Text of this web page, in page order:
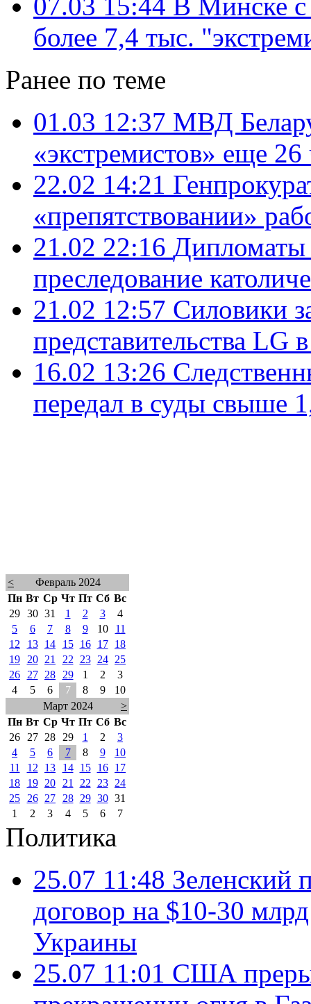
более 7,4 тыс.
Ранее по теме
01.03 12:37 МВД
«экстремистов» еще 26
22.02 14:21
«препятствовании»
21.02 22:16
преследование
21.02 12:57 Силовики
представительства LG
16.02 13:26
передал в суды свыше
<
Февраль 2024
Пн Вт Ср Чт Пт Сб Вс
29 30 31 1 2 3
4
5
6 7 8 9 10
11
12
13 14 15 16 17
18
19
20 21 22 23 24
25
26
27 28 29 1 2
3
4
5 6 7 8 9
10
Март 2024
>
Пн Вт Ср Чт Пт Сб Вс
26
27 28 29 1 2
3
4
5 6 7 8 9
10
11
12 13 14 15 16
17
18
19 20 21 22 23
24
25
26 27 28 29 30 31
1
2 3 4 5 6 7
Политика
25.07 11:48 Зеленский
договор на $10-30
Украины
25.07 11:01 США